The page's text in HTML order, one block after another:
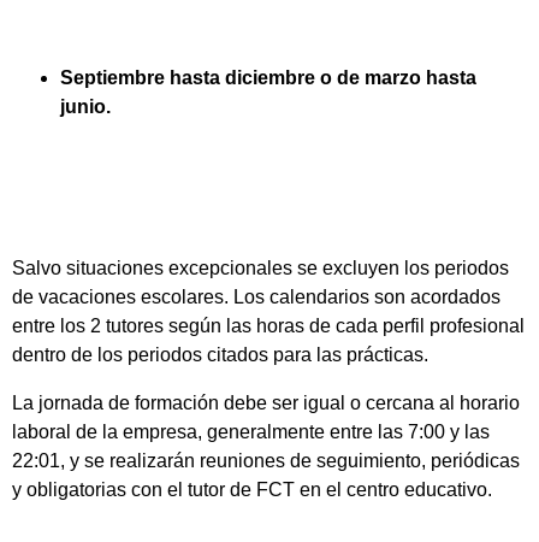
Septiembre hasta diciembre o de marzo hasta
junio.
Salvo situaciones excepcionales se excluyen los periodos
de vacaciones escolares. Los calendarios son acordados
entre los 2 tutores según las horas de cada perfil profesional
dentro de los periodos citados para las prácticas.
La jornada de formación debe ser igual o cercana al horario
laboral de la empresa, generalmente entre las 7:00 y las
22:01, y se realizarán reuniones de seguimiento, periódicas
y obligatorias con el tutor de FCT en el centro educativo.